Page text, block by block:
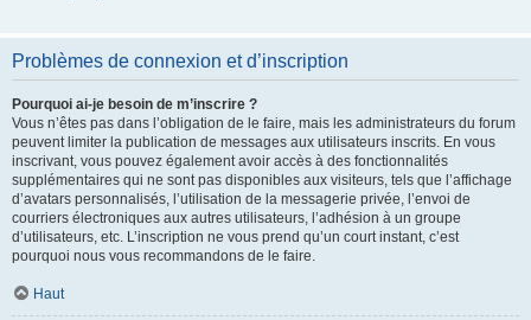
Problèmes de connexion et d’inscription
Pourquoi ai-je besoin de m’inscrire ?
Vous n’êtes pas dans l’obligation de le faire, mais les administrateurs du forum
peuvent limiter la publication de messages aux utilisateurs inscrits. En vous
inscrivant, vous pouvez également avoir accès à des fonctionnalités
supplémentaires qui ne sont pas disponibles aux visiteurs, tels que l’affichage
d’avatars personnalisés, l’utilisation de la messagerie privée, l’envoi de
courriers électroniques aux autres utilisateurs, l’adhésion à un groupe
d’utilisateurs, etc. L’inscription ne vous prend qu’un court instant, c’est
pourquoi nous vous recommandons de le faire.
Haut